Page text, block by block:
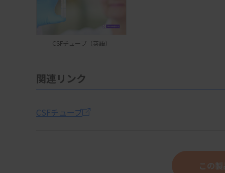
CSFチューブ（英語）
関連リンク
CSFチューブ
この